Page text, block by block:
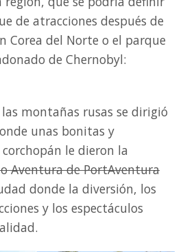
de atracciones después de
Corea del Norte o el parque
de Chernobyl:
montañas rusas se dirigió
unas bonitas y
le dieron la
Aventura de PortAventura
donde la diversión, los
y los espectáculos